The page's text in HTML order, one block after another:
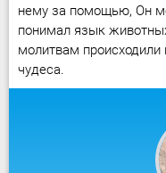
нему за помощью, Он
понимал язык
молитвам происходили
чудеса.